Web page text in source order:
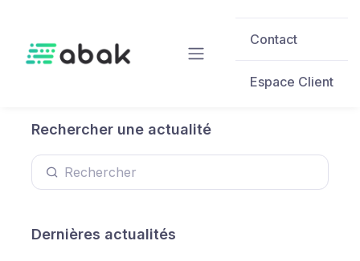
Contact
Espace Client
Rechercher une actualité
Dernières actualités